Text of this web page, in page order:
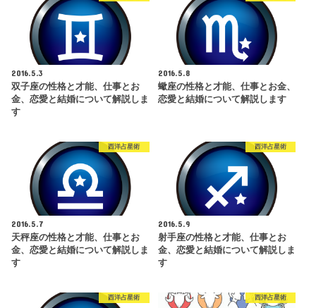
2016.5.3
双子座の性格と才能、仕事とお
金、恋愛と結婚について解説しま
す
2016.5.8
蠍座の性格と才能、仕事とお金、
恋愛と結婚について解説します
西洋占星術
2016.5.7
天秤座の性格と才能、仕事とお
金、恋愛と結婚について解説しま
す
西洋占星術
2016.5.9
射手座の性格と才能、仕事とお
金、恋愛と結婚について解説しま
す
西洋占星術 西洋占星術